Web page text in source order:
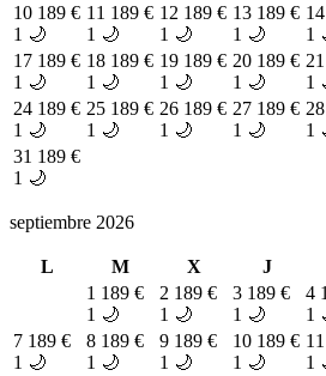
10 189 €
1 🌙
11 189 €
1 🌙
12 189 €
1 🌙
13 189 €
1 🌙
14
1
17 189 €
1 🌙
18 189 €
1 🌙
19 189 €
1 🌙
20 189 €
1 🌙
21
1
24 189 €
1 🌙
25 189 €
1 🌙
26 189 €
1 🌙
27 189 €
1 🌙
28
1
31 189 €
1 🌙
septiembre 2026
L M X J
1 189 €
1 🌙
2 189 €
1 🌙
3 189 €
1 🌙
4
1
7 189 €
1 🌙
8 189 €
1 🌙
9 189 €
1 🌙
10 189 €
1 🌙
11
1